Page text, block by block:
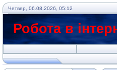
Четвер, 06.08.2026, 05:12
Робота в